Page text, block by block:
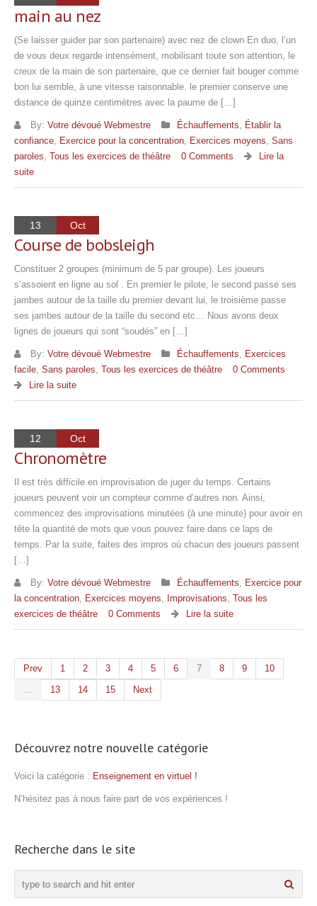
main au nez
(Se laisser guider par son partenaire) avec nez de clown En duo, l’un
de vous deux regarde intensément, mobilisant toute son attention, le
creux de la main de son partenaire, que ce dernier fait bouger comme
bon lui semble, à une vitesse raisonnable. le premier conserve une
distance de quinze centimètres avec la paume de […]
By: Votre dévoué Webmestre Échauffements, Établir la
confiance, Exercice pour la concentration, Exercices moyens, Sans
paroles, Tous les exercices de théâtre 0 Comments
Lire la
suite
13 Oct
Course de bobsleigh
Constituer 2 groupes (minimum de 5 par groupe). Les joueurs
s’assoient en ligne au sol . En premier le pilote, le second passe ses
jambes autour de la taille du premier devant lui, le troisième passe
ses jambes autour de la taille du second etc… Nous avons deux
lignes de joueurs qui sont “soudés” en […]
By: Votre dévoué Webmestre Échauffements, Exercices
facile, Sans paroles, Tous les exercices de théâtre
0 Comments
Lire la suite
12 Oct
Chronomètre
Il est très difficile en improvisation de juger du temps. Certains
joueurs peuvent voir un compteur comme d’autres non. Ainsi,
commencez des improvisations minutées (à une minute) pour avoir en
tête la quantité de mots que vous pouvez faire dans ce laps de
temps. Par la suite, faites des impros où chacun des joueurs passent
[…]
By: Votre dévoué Webmestre Échauffements, Exercice pour
la concentration, Exercices moyens, Improvisations, Tous les
exercices de théâtre
0 Comments Lire la suite
Prev 1 2 3 4 5 6 7 8 9
10
…
13 14 15 Next
Découvrez notre nouvelle catégorie
Voici la catégorie : Enseignement en virtuel !
N’hésitez pas à nous faire part de vos expériences !
Recherche dans le site